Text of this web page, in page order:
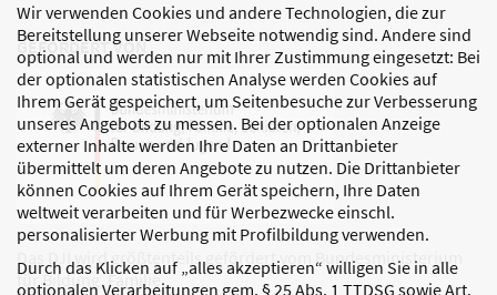
Wir verwenden Cookies und andere Technologien, die zur
Bereitstellung unserer Webseite notwendig sind. Andere sind
optional und werden nur mit Ihrer Zustimmung eingesetzt: Bei
der optionalen statistischen Analyse werden Cookies auf
Ihrem Gerät gespeichert, um Seitenbesuche zur Verbesserung
unseres Angebots zu messen. Bei der optionalen Anzeige
externer Inhalte werden Ihre Daten an Drittanbieter
übermittelt um deren Angebote zu nutzen. Die Drittanbieter
können Cookies auf Ihrem Gerät speichern, Ihre Daten
weltweit verarbeiten und für Werbezwecke einschl.
personalisierter Werbung mit Profilbildung verwenden.
Durch das Klicken auf „alles akzeptieren“ willigen Sie in alle
optionalen Verarbeitungen gem. § 25 Abs. 1 TTDSG sowie Art.
GEFÖRDERT VON
Das DJI wird größtenteils gefördert vom Bundesministerium
für Bildung, Familie,